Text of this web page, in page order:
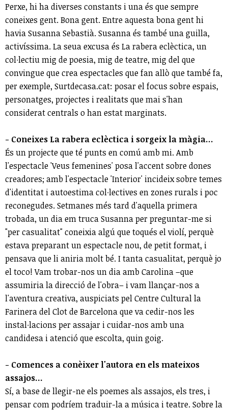
Perxe, hi ha diverses constants i una és que sempre
coneixes gent. Bona gent. Entre aquesta bona gent hi
havia Susanna Sebastià. Susanna és també una guilla,
activíssima. La seua excusa és La rabera eclèctica, un
col∙lectiu mig de poesia, mig de teatre, mig del que
convingue que crea espectacles que fan allò que també fa,
per exemple, Surtdecasa.cat: posar el focus sobre espais,
personatges, projectes i realitats que mai s'han
considerat centrals o han estat marginats.
- Coneixes La rabera eclèctica i sorgeix la màgia...
És un projecte que té punts en comú amb mi. Amb
l'espectacle 'Veus femenines' posa l'accent sobre dones
creadores; amb l'espectacle 'Interior' incideix sobre temes
d'identitat i autoestima col∙lectives en zones rurals i poc
reconegudes. Setmanes més tard d'aquella primera
trobada, un dia em truca Susanna per preguntar-me si
"per casualitat" coneixia algú que toqués el violí, perquè
estava preparant un espectacle nou, de petit format, i
pensava que li aniria molt bé. I tanta casualitat, perquè jo
el toco! Vam trobar-nos un dia amb Carolina –que
assumiria la direcció de l'obra– i vam llançar-nos a
l'aventura creativa, auspiciats pel Centre Cultural la
Farinera del Clot de Barcelona que va cedir-nos les
instal∙lacions per assajar i cuidar-nos amb una
candidesa i atenció que escolta, quin goig.
- Comences a conèixer l'autora en els mateixos
assajos...
Sí, a base de llegir-ne els poemes als assajos, els tres, i
pensar com podríem traduir-la a música i teatre. Sobre la